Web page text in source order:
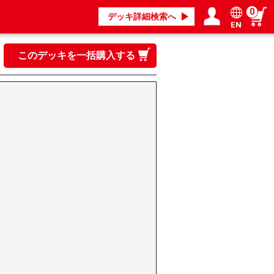
デッキ詳細検索へ
ログイン／会員登録
マイページ
EN
0
このデッキを一括購入する